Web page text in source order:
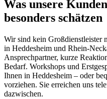
Was unsere
besonders schätzen
Wir sind kein Großdienstleister
in Heddesheim und Rhein-
Ansprechpartner, kurze
Bedarf. Workshops und
Ihnen in Heddesheim – oder
vorziehen. Sie erreichen uns
dazwischen.